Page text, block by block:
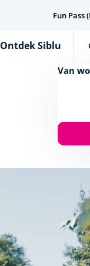
Fun Pass
Ontdek Siblu
Van